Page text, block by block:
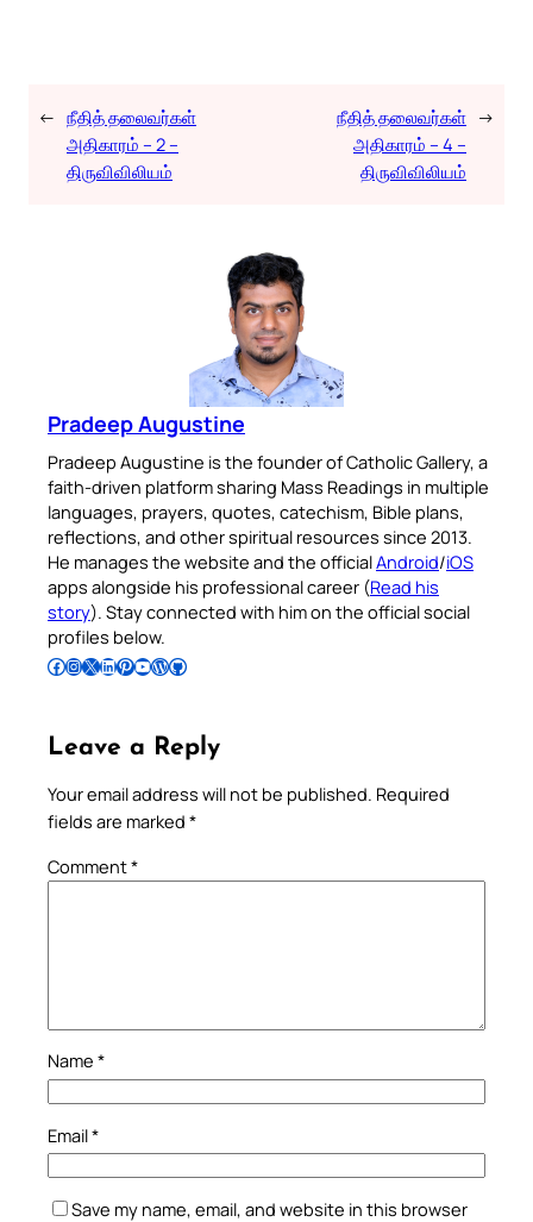
← நீதித் தலைவர்கள்
அதிகாரம் – 2 –
திருவிவிலியம்
நீதித் தலைவர்கள்
அதிகாரம் – 4 –
திருவிவிலியம்
→
Pradeep Augustine
Pradeep Augustine is the founder of Catholic Gallery, a
faith-driven platform sharing Mass Readings in multiple
languages, prayers, quotes, catechism, Bible plans,
reflections, and other spiritual resources since 2013.
He manages the website and the officialAndroid/iOS
apps alongside his professional career (Read his
story). Stay connected with him on the official social
profiles below.
Follow Pradeep on Facebook Follow Pradeep on InstagramFollow Pradeep on X Follow Pradeep on LinkedIn Follow Pradeep on Pinterest Subscribe to Pradeep’s Youtube Channel Follow Pradeep on WordPress Follow Pradeep on GitHub
Leave a Reply
Your email address will not be published. Required
fields are marked *
Comment*
Name *
Email*
Save my name, email, and website in this browser